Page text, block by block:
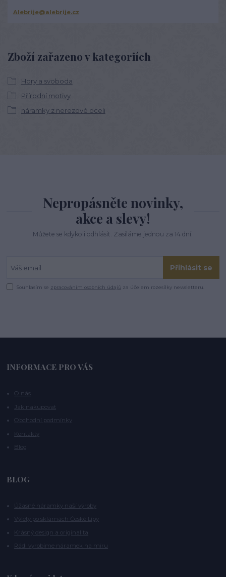
Zboží zařazeno v kategoriích
Hory a svoboda
Přírodní motivy
náramky z nerezové oceli
Alebrije@alebrije.cz
Nepropásněte novinky,
akce a slevy!
Můžete se kdykoli odhlásit. Zasíláme jednou za 14 dní.
Přihlásit se
Souhlasím se zpracováním osobních údajů za účelem rozesílky newsletteru.
INFORMACE PRO VÁS
O nás
Jak nakupovat
Obchodní podmínky
Kontakty
Blog
BLOG
Úžasné náramky naší výroby
Výlety po sklárnách České Lípy
Krásný design a originalita
Rádi vyrobíme náramek na míru